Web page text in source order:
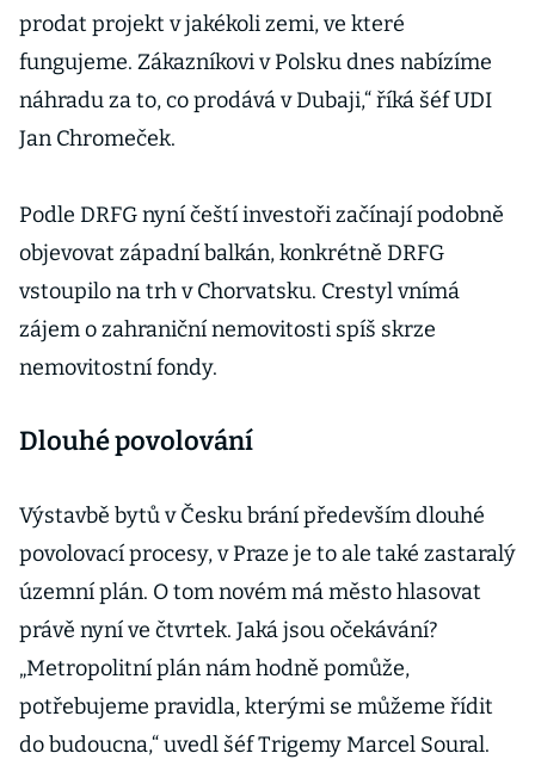
prodat projekt v jakékoli zemi, ve které
fungujeme. Zákazníkovi v Polsku dnes nabízíme
náhradu za to, co prodává v Dubaji,“ říká šéf UDI
Jan Chromeček.
Podle DRFG nyní čeští investoři začínají podobně
objevovat západní balkán, konkrétně DRFG
vstoupilo na trh v Chorvatsku. Crestyl vnímá
zájem o zahraniční nemovitosti spíš skrze
nemovitostní fondy.
Dlouhé povolování
Výstavbě bytů v Česku brání především dlouhé
povolovací procesy, v Praze je to ale také zastaralý
územní plán. O tom novém má město hlasovat
právě nyní ve čtvrtek. Jaká jsou očekávání?
„Metropolitní plán nám hodně pomůže,
potřebujeme pravidla, kterými se můžeme řídit
do budoucna,“ uvedl šéf Trigemy Marcel Soural.